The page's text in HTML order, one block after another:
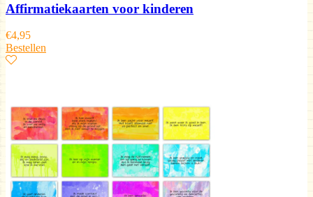
Affirmatiekaarten voor kinderen
€4,95
Bestellen